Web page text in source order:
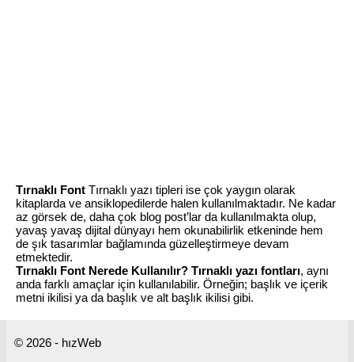
Tırnaklı Font Tırnaklı yazı tipleri ise çok yaygın olarak
kitaplarda ve ansiklopedilerde halen kullanılmaktadır. Ne kadar
az görsek de, daha çok blog post’lar da kullanılmakta olup,
yavaş yavaş dijital dünyayı hem okunabilirlik etkeninde hem
de şık tasarımlar bağlamında güzelleştirmeye devam
etmektedir.
Tırnaklı Font Nerede Kullanılır? Tırnaklı yazı fontları, aynı
anda farklı amaçlar için kullanılabilir. Örneğin; başlık ve içerik
metni ikilisi ya da başlık ve alt başlık ikilisi gibi.
© 2026 - hızWeb